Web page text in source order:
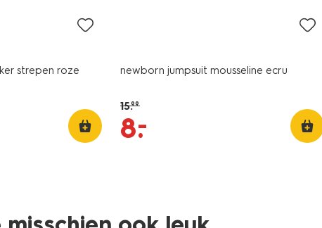
strepen roze newborn jumpsuit mousseline ecru
15.99
8.
–